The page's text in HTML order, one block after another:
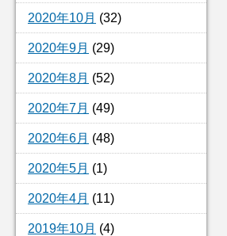
2020年10月 (32)
2020年9月 (29)
2020年8月 (52)
2020年7月 (49)
2020年6月 (48)
2020年5月 (1)
2020年4月 (11)
2019年10月 (4)